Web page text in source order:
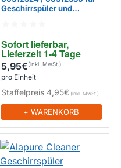
EIGENMARKE
Sofort lieferbar,
Lieferzeit 1-4 Tage
Geschirrspüler und
5,95€
pro Einheit
Staffelpreis4,95€
+ WARENKORB